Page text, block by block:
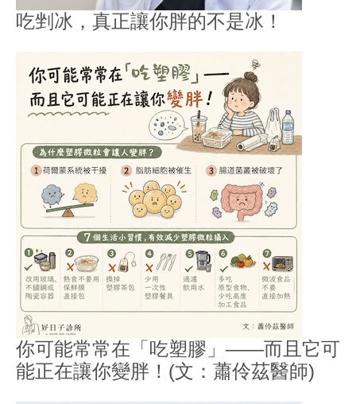
吃剉冰，真正讓你胖的不是冰！
你可能常常在「吃塑膠」——而且它可
能正在讓你變胖！(文：蕭伶茲醫師)